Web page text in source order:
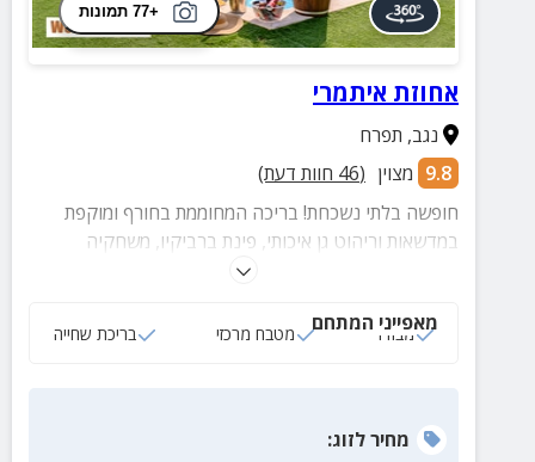
+77 תמונות
אחוזת איתמרי
נגב, תפרח
9.8 מצוין (
46 חוות דעת)
חופשה בלתי נשכחת! בריכה המחוממת בחורף ומוקפת
במדשאות וריהוט גן איכותי, פינת ברביקיו, משחקיה
מושקעת לקטנטנים, שולחן סנוקר למקצוענים, התאמות
מאפייני המתחם
מבודד מטבח מרכזי בריכת שחייה
מחירלזוג: